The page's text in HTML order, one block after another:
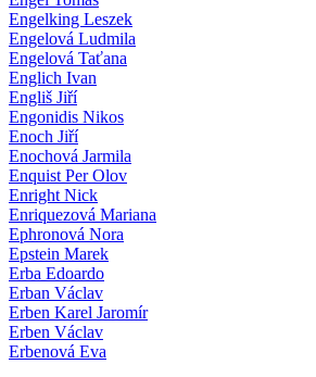
Engelking Leszek
Engelová Ludmila
Engelová Taťana
Englich Ivan
Engliš Jiří
Engonidis Nikos
Enoch Jiří
Enochová Jarmila
Enquist Per Olov
Enright Nick
Enriquezová Mariana
Ephronová Nora
Epstein Marek
Erba Edoardo
Erban Václav
Erben Karel Jaromír
Erben Václav
Erbenová Eva